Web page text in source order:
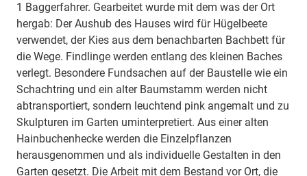
1 Baggerfahrer. Gearbeitet wurde mit dem was der Ort
hergab: Der Aushub des Hauses wird für Hügelbeete
verwendet, der Kies aus dem benachbarten Bachbett für
die Wege. Findlinge werden entlang des kleinen Baches
verlegt. Besondere Fundsachen auf der Baustelle wie ein
Schachtring und ein alter Baumstamm werden nicht
abtransportiert, sondern leuchtend pink angemalt und zu
Skulpturen im Garten uminterpretiert. Aus einer alten
Hainbuchenhecke werden die Einzelpflanzen
herausgenommen und als individuelle Gestalten in den
Garten gesetzt. Die Arbeit mit dem Bestand vor Ort, die